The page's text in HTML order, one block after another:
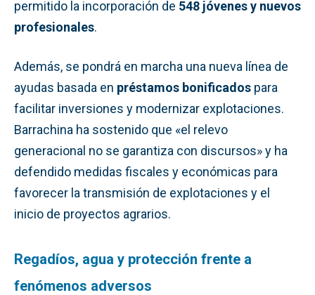
permitido la incorporación de 548 jóvenes y nuevos
profesionales.
Además, se pondrá en marcha una nueva línea de
ayudas basada en préstamos bonificados para
facilitar inversiones y modernizar explotaciones.
Barrachina ha sostenido que «el relevo
generacional no se garantiza con discursos» y ha
defendido medidas fiscales y económicas para
favorecer la transmisión de explotaciones y el
inicio de proyectos agrarios.
Regadíos, agua y protección frente a
fenómenos adversos